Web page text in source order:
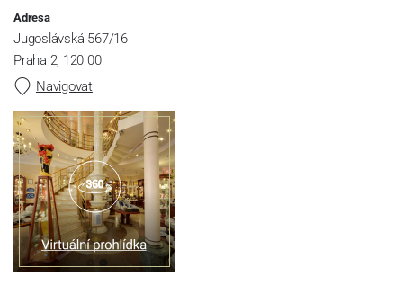
Adresa
Jugoslávská 567/16
Praha 2, 120 00
Navigovat